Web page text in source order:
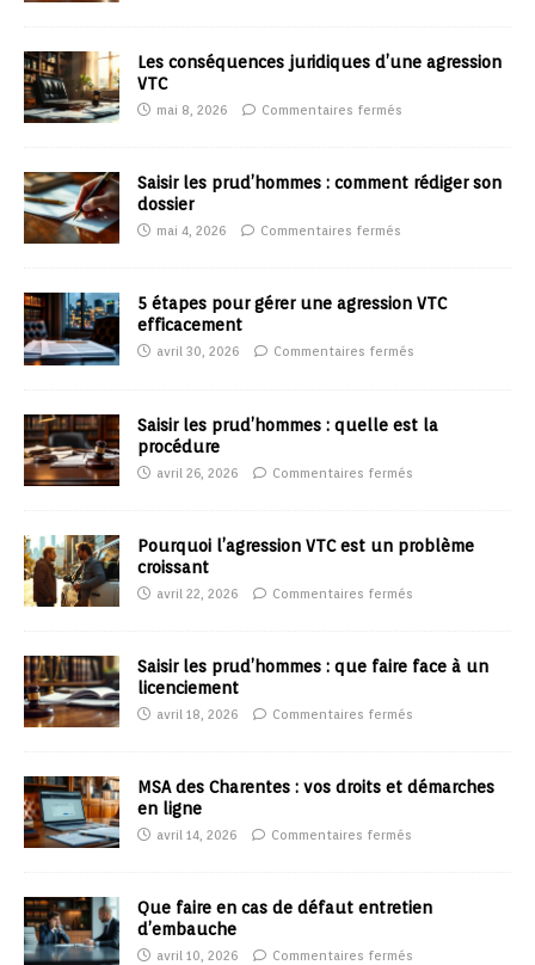
Les conséquences juridiques d’une agression
VTC
mai 8, 2026 Commentaires fermés
Saisir les prud’hommes : comment rédiger son
dossier
mai 4, 2026 Commentaires fermés
5 étapes pour gérer une agression VTC
efficacement
avril 30, 2026 Commentaires fermés
Saisir les prud’hommes : quelle est la
procédure
avril 26, 2026 Commentaires fermés
Pourquoi l’agression VTC est un problème
croissant
avril 22, 2026 Commentaires fermés
Saisir les prud’hommes : que faire face à un
licenciement
avril 18, 2026 Commentaires fermés
MSA des Charentes : vos droits et démarches
en ligne
avril 14, 2026 Commentaires fermés
Que faire en cas de défaut entretien
d’embauche
avril 10, 2026 Commentaires fermés